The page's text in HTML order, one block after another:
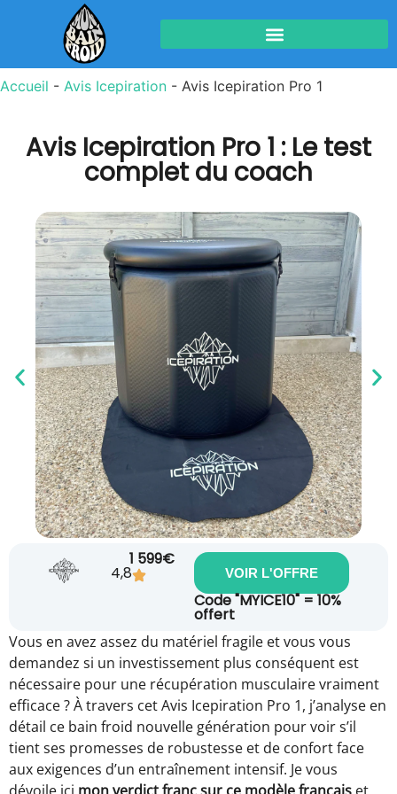
Accueil - Avis Icepiration - Avis Icepiration Pro 1
Avis Icepiration Pro 1 : Le test
complet du coach
1 599€
4,8 VOIR L'OFFRE
Code "MYICE10" = 10%
offert
Vous en avez assez du matériel fragile et vous vous
demandez si un investissement plus conséquent est
nécessaire pour une récupération musculaire vraiment
efficace ? À travers cet Avis Icepiration Pro 1, j’analyse en
détail ce bain froid nouvelle génération pour voir s’il
tient ses promesses de robustesse et de confort face
aux exigences d’un entraînement intensif. Je vous